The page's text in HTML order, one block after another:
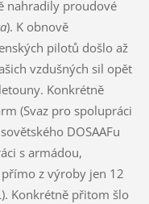
nahradily proudové
). K obnově
pilotů došlo až
vzdušných sil opět
Konkrétně
(Svaz pro spolupráci
DOSAAFu
s armádou,
z výroby jen 12
Konkrétně přitom šlo